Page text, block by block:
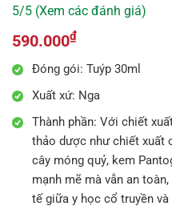
5trên 5
dựa trên
10
đánh giá
5/5 (Xem các đánh giá)
590.000₫
Đóng gói: Tuýp 30ml
Xuất xứ: Nga
Thành phần: Với chiết
thảo dược như chiết xuất
cây móng quỷ, kem
mạnh mẽ mà vẫn an
tế giữa y học cổ truyền